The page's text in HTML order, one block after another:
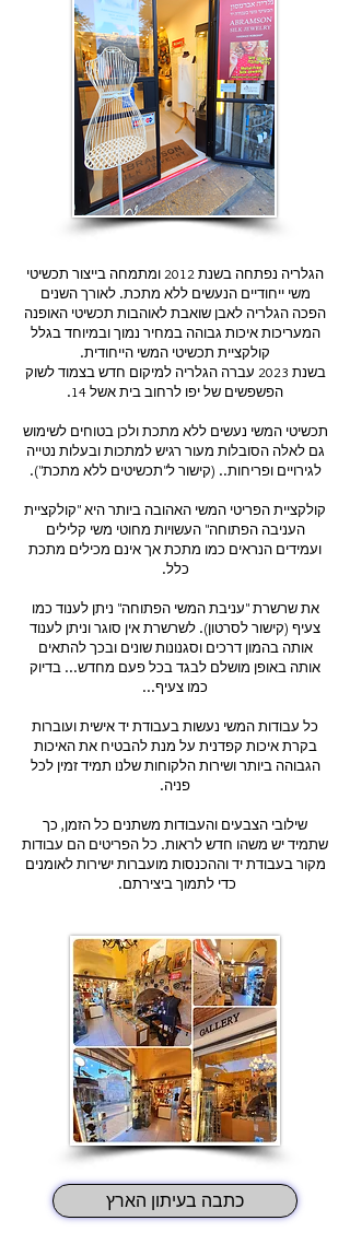
הגלריה נפתחה בשנת 2012 ומתמחה בייצור תכשיטי
משי ייחודיים הנעשים ללא מתכת. לאורך השנים
הפכה הגלריה לאבן שואבת לאוהבות תכשיטי האופנה
המעריכות איכות גבוהה במחיר נמוך ובמיוחד בגלל
קולקציית תכשיטי המשי הייחודית.
בשנת 2023 עברה הגלריה למיקום חדש בצמוד לשוק
הפשפשים של יפו לרחוב בית אשל 14.
תכשיטי המשי נעשים ללא מתכת ולכן בטוחים לשימוש
גם לאלה הסובלות מעור רגיש למתכות ובעלות נטייה
לגירויים ופריחות.. (קישור ל"תכשיטים ללא מתכת").
קולקציית הפריטי המשי האהובה ביותר היא "קולקציית
העניבה הפתוחה" העשויות מחוטי משי קלילים
ועמידים הנראים כמו מתכת אך אינם מכילים מתכת
כלל.
את שרשרת "עניבת המשי הפתוחה" ניתן לענוד כמו
צעיף (קישור לסרטון). לשרשרת אין סוגר וניתן לענוד
אותה בהמון דרכים וסגנונות שונים ובכך להתאים
אותה באופן מושלם לבגד בכל פעם מחדש... בדיוק
כמו צעיף...
כל עבודות המשי נעשות בעבודת יד אישית ועוברות
בקרת איכות קפדנית על מנת להבטיח את האיכות
הגבוהה ביותר ושירות הלקוחות שלנו תמיד זמין לכל
פניה.
שילובי הצבעים והעבודות משתנים כל הזמן, כך
שתמיד יש משהו חדש לראות. כל הפריטים הם עבודות
מקור בעבודת יד וההכנסות מועברות ישירות לאומנים
כדי לתמוך ביצירתם.
כתבה בעיתון הארץ